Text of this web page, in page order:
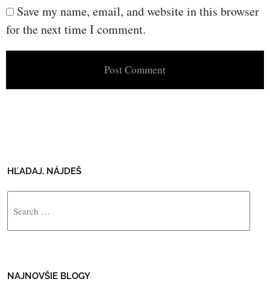
Save my name, email, and website in this browser
for the next time I comment.
HĽADAJ, NÁJDEŠ
NAJNOVŠIE BLOGY